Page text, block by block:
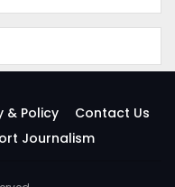
& Policy
Contact Us
Journalism